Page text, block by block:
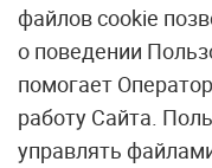
файлов cookie
о поведении
помогает
работу Сайта.
управлять